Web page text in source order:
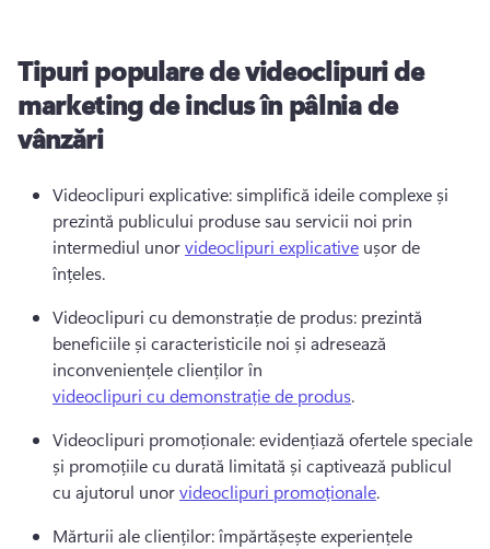
Tipuri populare de videoclipuri de
marketing de inclus în pâlnia de
vânzări
Videoclipuri explicative: simplifică ideile complexe și
prezintă publicului produse sau servicii noi prin
intermediul unor videoclipuri explicative ușor de
înțeles.
Videoclipuri cu demonstrație de produs: prezintă
beneficiile și caracteristicile noi și adresează
inconveniențele clienților în
videoclipuri cu demonstrație de produs.
Videoclipuri promoționale: evidențiază ofertele speciale
și promoțiile cu durată limitată și captivează publicul
cu ajutorul unor videoclipuri promoționale.
Mărturii ale clienților: împărtășește experiențele